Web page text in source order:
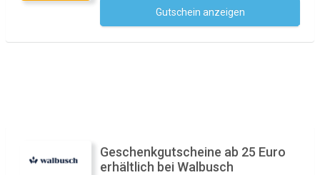
Gutschein anzeigen
Geschenkgutscheine ab 25 Euro
erhältlich bei Walbusch